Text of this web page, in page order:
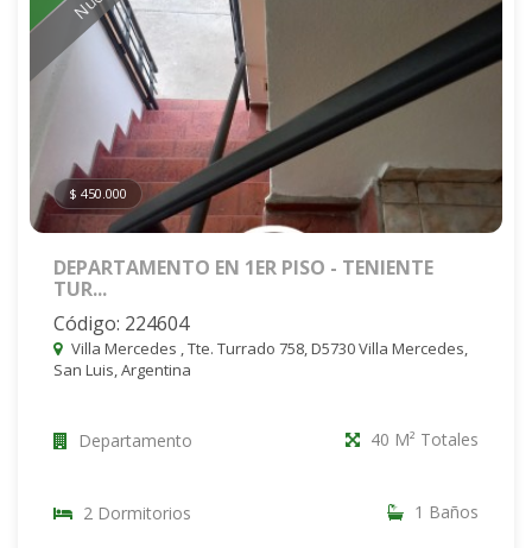
$ 450.000
DEPARTAMENTO EN 1ER PISO - TENIENTE
TUR...
Código: 224604
Villa Mercedes , Tte. Turrado 758, D5730 Villa Mercedes,
San Luis, Argentina
Departamento 40 M² Totales
2 Dormitorios 1 Baños